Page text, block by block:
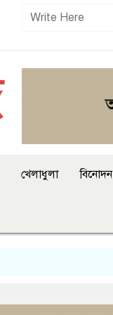
খেলাধুলা বিনোদন